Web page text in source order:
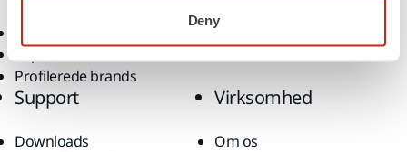
Deny
Profilerede brands
Support
Downloads
Virksomhed
Om os